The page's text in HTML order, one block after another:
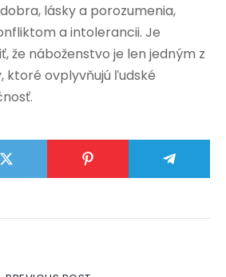
lásky a porozumenia,
a intolerancii. Je
že náboženstvo je len jedným z
ktoré ovplyvňujú ľudské